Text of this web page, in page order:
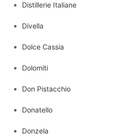
Distillerie Italiane
Divella
Dolce Cassia
Dolomiti
Don Pistacchio
Donatello
Donzela